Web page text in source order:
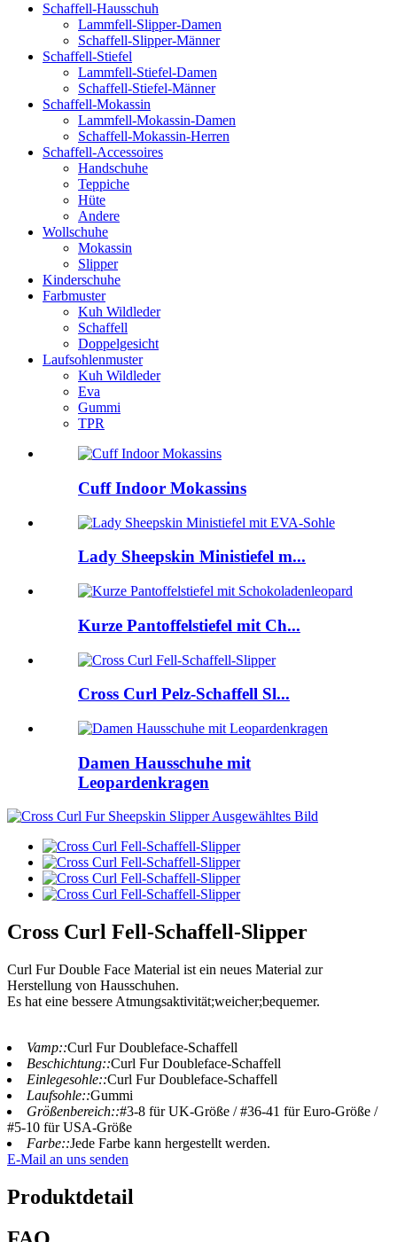
Schaffell-Hausschuh
Lammfell-Slipper-Damen
Schaffell-Slipper-Männer
Schaffell-Stiefel
Lammfell-Stiefel-Damen
Schaffell-Stiefel-Männer
Schaffell-Mokassin
Lammfell-Mokassin-Damen
Schaffell-Mokassin-Herren
Schaffell-Accessoires
Handschuhe
Teppiche
Hüte
Andere
Wollschuhe
Mokassin
Slipper
Kinderschuhe
Farbmuster
Kuh Wildleder
Schaffell
Doppelgesicht
Laufsohlenmuster
Kuh Wildleder
Eva
Gummi
TPR
Cuff Indoor Mokassins
Lady Sheepskin Ministiefel m...
Kurze Pantoffelstiefel mit Ch...
Cross Curl Pelz-Schaffell Sl...
Damen Hausschuhe mit
Leopardenkragen
Cross Curl Fell-Schaffell-Slipper
Curl Fur Double Face Material ist ein neues Material zur
Herstellung von Hausschuhen.
Es hat eine bessere Atmungsaktivität;weicher;bequemer.
Vamp::Curl Fur Doubleface-Schaffell
Beschichtung::Curl Fur Doubleface-Schaffell
Einlegesohle::Curl Fur Doubleface-Schaffell
Laufsohle::Gummi
Größenbereich::#3-8 für UK-Größe / #36-41 für Euro-Größe /
#5-10 für USA-Größe
Farbe::Jede Farbe kann hergestellt werden.
E-Mail an uns senden
Produktdetail